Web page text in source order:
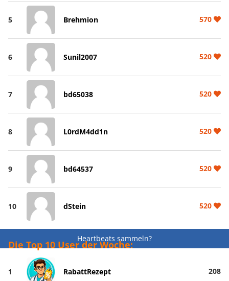
5 Brehmion 570
6 Sunil2007 520
7 bd65038 520
8 L0rdM4dd1n 520
9 bd64537 520
10 dStein 520
Heartbeats sammeln?
Die Top 10 User der Woche:
1 RabattRezept 208